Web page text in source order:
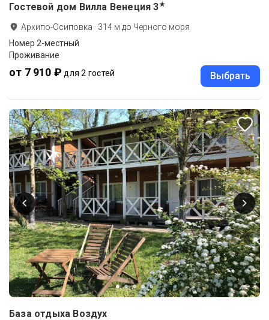
Гостевой дом Вилла Венеция 3★
Архипо-Осиповка · 314 м до Черного моря
Номер 2-местный
Проживание
от 7 910 ₽ для 2 гостей Выбрать
База отдыха Воздух